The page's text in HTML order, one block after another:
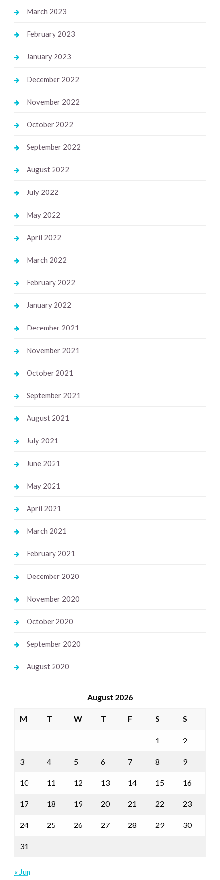
March 2023
February 2023
January 2023
December 2022
November 2022
October 2022
September 2022
August 2022
July 2022
May 2022
April 2022
March 2022
February 2022
January 2022
December 2021
November 2021
October 2021
September 2021
August 2021
July 2021
June 2021
May 2021
April 2021
March 2021
February 2021
December 2020
November 2020
October 2020
September 2020
August 2020
August 2026
M T W T F S S
1 2
3 4 5 6 7 8 9
10 11 12 13 14 15 16
17 18 19 20 21 22 23
24 25 26 27 28 29 30
31
« Jun